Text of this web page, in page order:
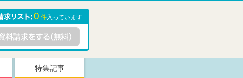
0 件入っています
特集記事